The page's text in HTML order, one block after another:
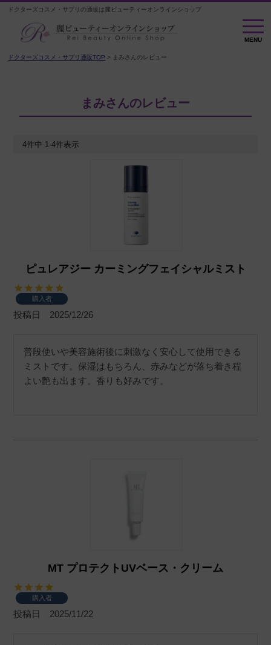
ドクターズコスメ・サプリの通販は麗ビューティーオンラインショップ
MENU
MENU
ドクターズコスメ・サプリ通販TOP まみさんのレビュー
まみさんのレビュー
4件中 1-4件表示
ピュレアジー カーミングフェイシャルミスト
購入者
投稿日 2025/12/26
普段使いや美容施術後に刺激なく安心して使用できる
ミストです。保湿はもちろん、赤みなどが落ち着き程
よい艶も出ます。香りも好みです。
MT プロテクトUVベース・クリーム
購入者
投稿日 2025/11/22